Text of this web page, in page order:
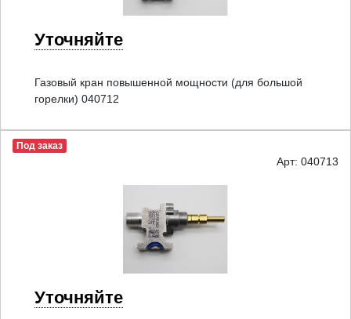
Уточняйте
Газовый кран повышенной мощности (для большой
горелки) 040712
Под заказ
Арт: 040713
Уточняйте